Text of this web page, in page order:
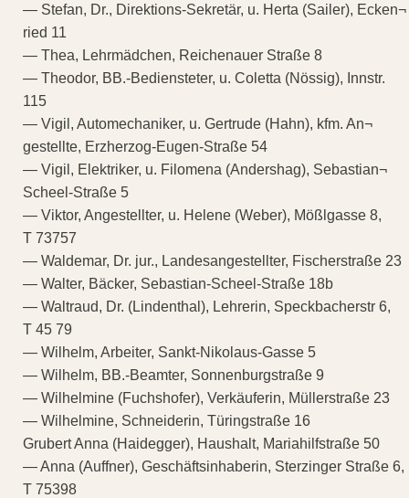
— Stefan, Dr., Direktions-Sekretär, u. Herta (Sailer), Ecken¬
ried 11
— Thea, Lehrmädchen, Reichenauer Straße 8
— Theodor, BB.-Bediensteter, u. Coletta (Nössig), Innstr.
115
— Vigil, Automechaniker, u. Gertrude (Hahn), kfm. An¬
gestellte, Erzherzog-Eugen-Straße 54
— Vigil, Elektriker, u. Filomena (Andershag), Sebastian¬
Scheel-Straße 5
— Viktor, Angestellter, u. Helene (Weber), Mößlgasse 8,
T 73757
— Waldemar, Dr. jur., Landesangestellter, Fischerstraße 23
— Walter, Bäcker, Sebastian-Scheel-Straße 18b
— Waltraud, Dr. (Lindenthal), Lehrerin, Speckbacherstr 6,
T 45 79
— Wilhelm, Arbeiter, Sankt-Nikolaus-Gasse 5
— Wilhelm, BB.-Beamter, Sonnenburgstraße 9
— Wilhelmine (Fuchshofer), Verkäuferin, Müllerstraße 23
— Wilhelmine, Schneiderin, Türingstraße 16
Grubert Anna (Haidegger), Haushalt, Mariahilfstraße 50
— Anna (Auffner), Geschäftsinhaberin, Sterzinger Straße 6,
T 75398